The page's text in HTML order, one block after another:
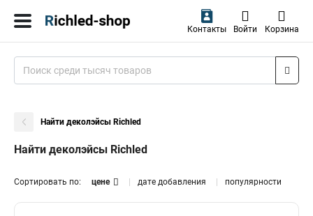
Контакты Войти Корзина
Найти деколэйсы Richled
Найти деколэйсы Richled
Сортировать по: цене дате добавления популярности